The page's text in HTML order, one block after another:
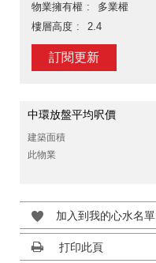
物業擁有權
多業權
樓層高度
2.4
訂閱更新
中環放盤平均呎價
建築面積
此物業
加入到我的心水名單
打印此頁